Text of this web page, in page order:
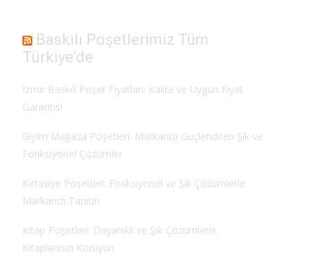
k
Baskılı Poşetlerimiz Tüm
Türkiye’de
İzmir Baskılı Poşet Fiyatları: Kalite ve Uygun Fiyat
Garantisi
Giyim Mağaza Poşetleri: Markanızı Güçlendiren Şık ve
Fonksiyonel Çözümler
Kırtasiye Poşetleri: Fonksiyonel ve Şık Çözümlerle
Markanızı Tanıtın
Kitap Poşetleri: Dayanıklı ve Şık Çözümlerle
Kitaplarınızı Koruyun